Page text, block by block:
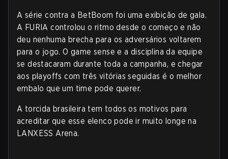
A série contra a BetBoom foi uma exibição de gala.
A FURIA controlou o ritmo desde o começo e não
deu nenhuma brecha para os adversários voltarem
para o jogo. O game sense e a disciplina da equipe
se destacaram durante toda a campanha, e chegar
aos playoffs com três vitórias seguidas é o melhor
embalo que um time pode querer.
A torcida brasileira tem todos os motivos para
acreditar que esse elenco pode ir muito longe na
LANXESS Arena.